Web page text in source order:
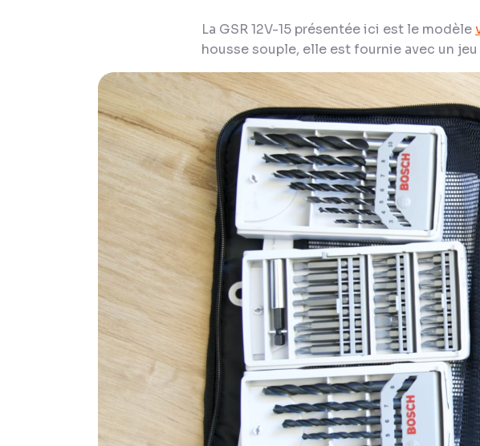
La GSR 12V-15 présentée ici est le modèle
housse souple, elle est fournie avec un